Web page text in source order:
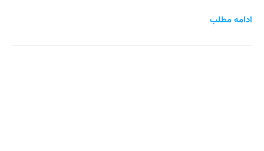
ادامه مطلب